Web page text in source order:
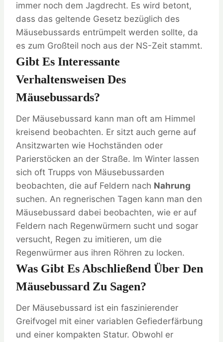
immer noch dem Jagdrecht. Es wird betont,
dass das geltende Gesetz bezüglich des
Mäusebussards entrümpelt werden sollte, da
es zum Großteil noch aus der NS-Zeit stammt.
Gibt Es Interessante
Verhaltensweisen Des
Mäusebussards?
Der Mäusebussard kann man oft am Himmel
kreisend beobachten. Er sitzt auch gerne auf
Ansitzwarten wie Hochständen oder
Parierstöcken an der Straße. Im Winter lassen
sich oft Trupps von Mäusebussarden
beobachten, die auf Feldern nach Nahrung
suchen. An regnerischen Tagen kann man den
Mäusebussard dabei beobachten, wie er auf
Feldern nach Regenwürmern sucht und sogar
versucht, Regen zu imitieren, um die
Regenwürmer aus ihren Röhren zu locken.
Was Gibt Es Abschließend Über Den
Mäusebussard Zu Sagen?
Der Mäusebussard ist ein faszinierender
Greifvogel mit einer variablen Gefiederfärbung
und einer kompakten Statur. Obwohl er